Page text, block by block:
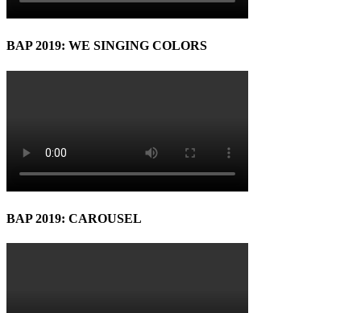
BAP 2019: WE SINGING COLORS
BAP 2019: CAROUSEL